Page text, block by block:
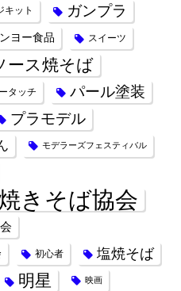
キット ガンプラ
ヨー食品 スイーツ
ース焼そば
タッチ パール塗装
プラモデル
モデラーズフェスティバル
きそば協会
初心者 塩焼そば
明星 映画